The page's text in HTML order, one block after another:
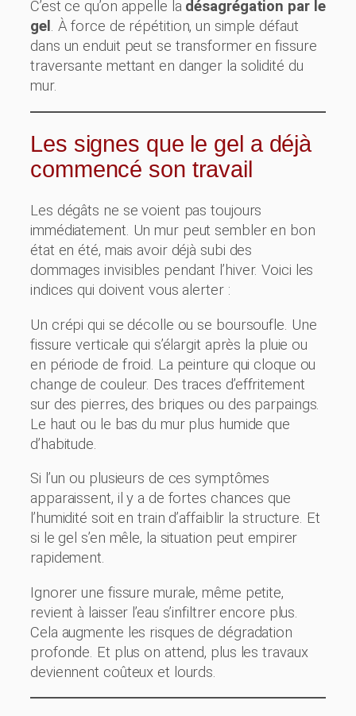
C’est ce qu’on appelle la désagrégation par le
gel . À force de répétition, un simple défaut
dans un enduit peut se transformer en fissure
traversante mettant en danger la solidité du
mur.
Les signes que le gel a déjà
commencé son travail
Les dégâts ne se voient pas toujours
immédiatement. Un mur peut sembler en bon
état en été, mais avoir déjà subi des
dommages invisibles pendant l’hiver. Voici les
indices qui doivent vous alerter :
Un crépi qui se décolle ou se boursoufle. Une
fissure verticale qui s’élargit après la pluie ou
en période de froid. La peinture qui cloque ou
change de couleur. Des traces d’effritement
sur des pierres, des briques ou des parpaings.
Le haut ou le bas du mur plus humide que
d’habitude.
Si l’un ou plusieurs de ces symptômes
apparaissent, il y a de fortes chances que
l’humidité soit en train d’affaiblir la structure. Et
si le gel s’en mêle, la situation peut empirer
rapidement.
Ignorer une fissure murale, même petite,
revient à laisser l’eau s’infiltrer encore plus.
Cela augmente les risques de dégradation
profonde. Et plus on attend, plus les travaux
deviennent coûteux et lourds.